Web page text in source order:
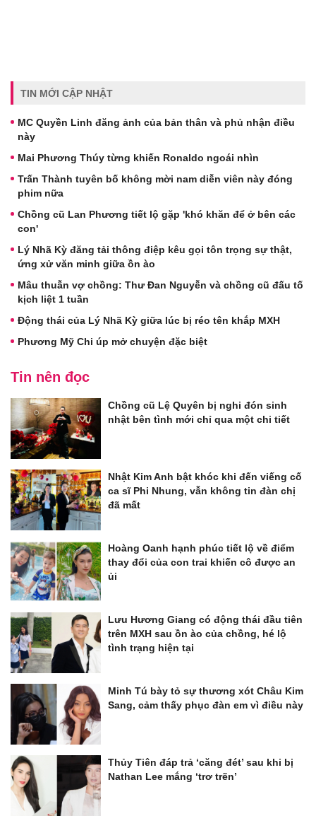
TIN MỚI CẬP NHẬT
MC Quyền Linh đăng ảnh của bản thân và phủ nhận điều
này
Mai Phương Thúy từng khiến Ronaldo ngoái nhìn
Trấn Thành tuyên bố không mời nam diễn viên này đóng
phim nữa
Chồng cũ Lan Phương tiết lộ gặp 'khó khăn để ở bên các
con'
Lý Nhã Kỳ đăng tải thông điệp kêu gọi tôn trọng sự thật,
ứng xử văn minh giữa ồn ào
Mâu thuẫn vợ chồng: Thư Đan Nguyễn và chồng cũ đấu tố
kịch liệt 1 tuần
Động thái của Lý Nhã Kỳ giữa lúc bị réo tên khắp MXH
Phương Mỹ Chi úp mở chuyện đặc biệt
Tin nên đọc
Chồng cũ Lệ Quyên bị nghi đón sinh
nhật bên tình mới chỉ qua một chi tiết
Nhật Kim Anh bật khóc khi đến viếng cố
ca sĩ Phi Nhung, vẫn không tin đàn chị
đã mất
Hoàng Oanh hạnh phúc tiết lộ về điểm
thay đổi của con trai khiến cô được an
ủi
Lưu Hương Giang có động thái đầu tiên
trên MXH sau ồn ào của chồng, hé lộ
tình trạng hiện tại
Minh Tú bày tỏ sự thương xót Châu Kim
Sang, cảm thấy phục đàn em vì điều này
Thủy Tiên đáp trả ‘căng đét’ sau khi bị
Nathan Lee mắng ‘trơ trẽn’